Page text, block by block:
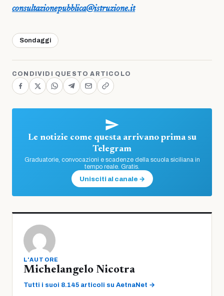
consultazionepubblica@istruzione.it
Sondaggi
CONDIVIDI QUESTO ARTICOLO
Le notizie come questa arrivano prima su
Telegram
Graduatorie, convocazioni e scadenze della scuola siciliana in
tempo reale. Gratis.
Unisciti al canale →
L'AUTORE
Michelangelo Nicotra
Tutti i suoi 8.145 articoli su AetnaNet →